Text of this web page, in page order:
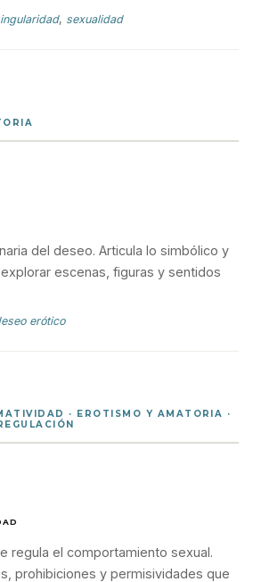
, sexualidad
del deseo. Articula lo simbólico y
escenas, figuras y sentidos
erótico
· EROTISMO Y AMATORIA ·
regula el comportamiento sexual.
prohibiciones y permisividades que